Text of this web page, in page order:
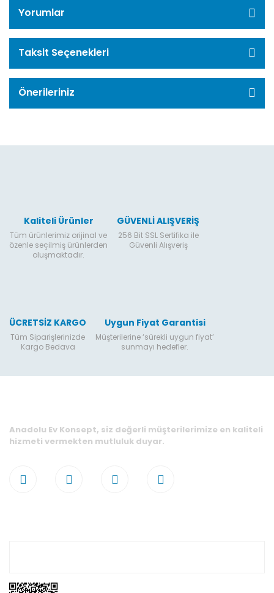
Yorumlar
Taksit Seçenekleri
Önerileriniz
Kaliteli Ürünler
Tüm ürünlerimiz orijinal ve
özenle seçilmiş ürünlerden
oluşmaktadır.
GÜVENLİ ALIŞVERİŞ
256 Bit SSL Sertifika ile
Güvenli Alışveriş
ÜCRETSİZ KARGO
Tüm Siparişlerinizde
Kargo Bedava
Uygun Fiyat Garantisi
Müşterilerine ‘sürekli uygun fiyat’
sunmayı hedefler.
Anadolu Ev Konsept, siz değerli müşterilerimize en kaliteli
hizmeti vermekten mutluluk duyar.